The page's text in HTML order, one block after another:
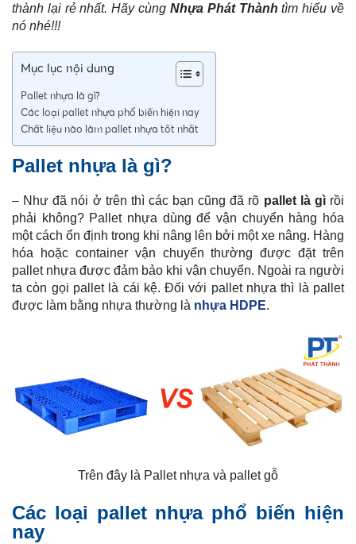
thành lại rẻ nhất. Hãy cùng Nhựa Phát Thànhtìm hiểu về
nó nhé!!!
Mục lục nội dung
Pallet nhựa là gì?
Các loại pallet nhựa phổ biến hiện nay
Chất liệu nào làm pallet nhựa tốt nhất
Pallet nhựa là gì?
– Như đã nói ở trên thì các bạn cũng đã rõ pallet là gìrồi
phải không? Pallet nhựa dùng để vận chuyển hàng hóa
một cách ổn định trong khi nâng lên bởi một xe nâng. Hàng
hóa hoặc container vận chuyển thường được đặt trên
pallet nhựa được đảm bảo khi vận chuyển. Ngoài ra người
ta còn gọi pallet là cái kệ. Đối với pallet nhựa thì là pallet
được làm bằng nhựa thường là nhựa HDPE.
Trên đây là Pallet nhựa và pallet gỗ
Các loại pallet nhựa phổ biến hiện
nay